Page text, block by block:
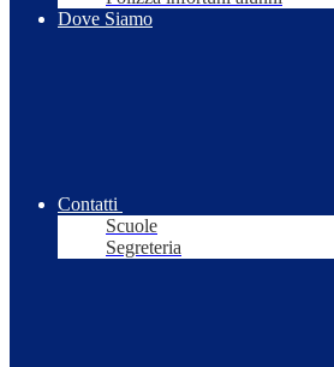
Dove Siamo
Contatti
Scuole
Segreteria